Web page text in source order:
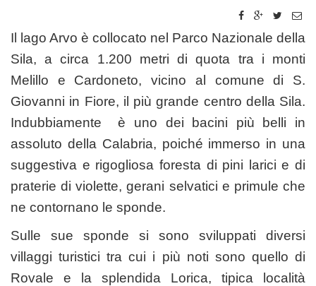
Il lago Arvo è collocato nel Parco Nazionale della
Sila, a circa 1.200 metri di quota tra i monti
Melillo e Cardoneto, vicino al comune di S.
Giovanni in Fiore, il più grande centro della Sila.
Indubbiamente è uno dei bacini più belli in
assoluto della Calabria, poiché immerso in una
suggestiva e rigogliosa foresta di pini larici e di
praterie di violette, gerani selvatici e primule che
ne contornano le sponde.
Sulle sue sponde si sono sviluppati diversi
villaggi turistici tra cui i più noti sono quello di
Rovale e la splendida Lorica, tipica località